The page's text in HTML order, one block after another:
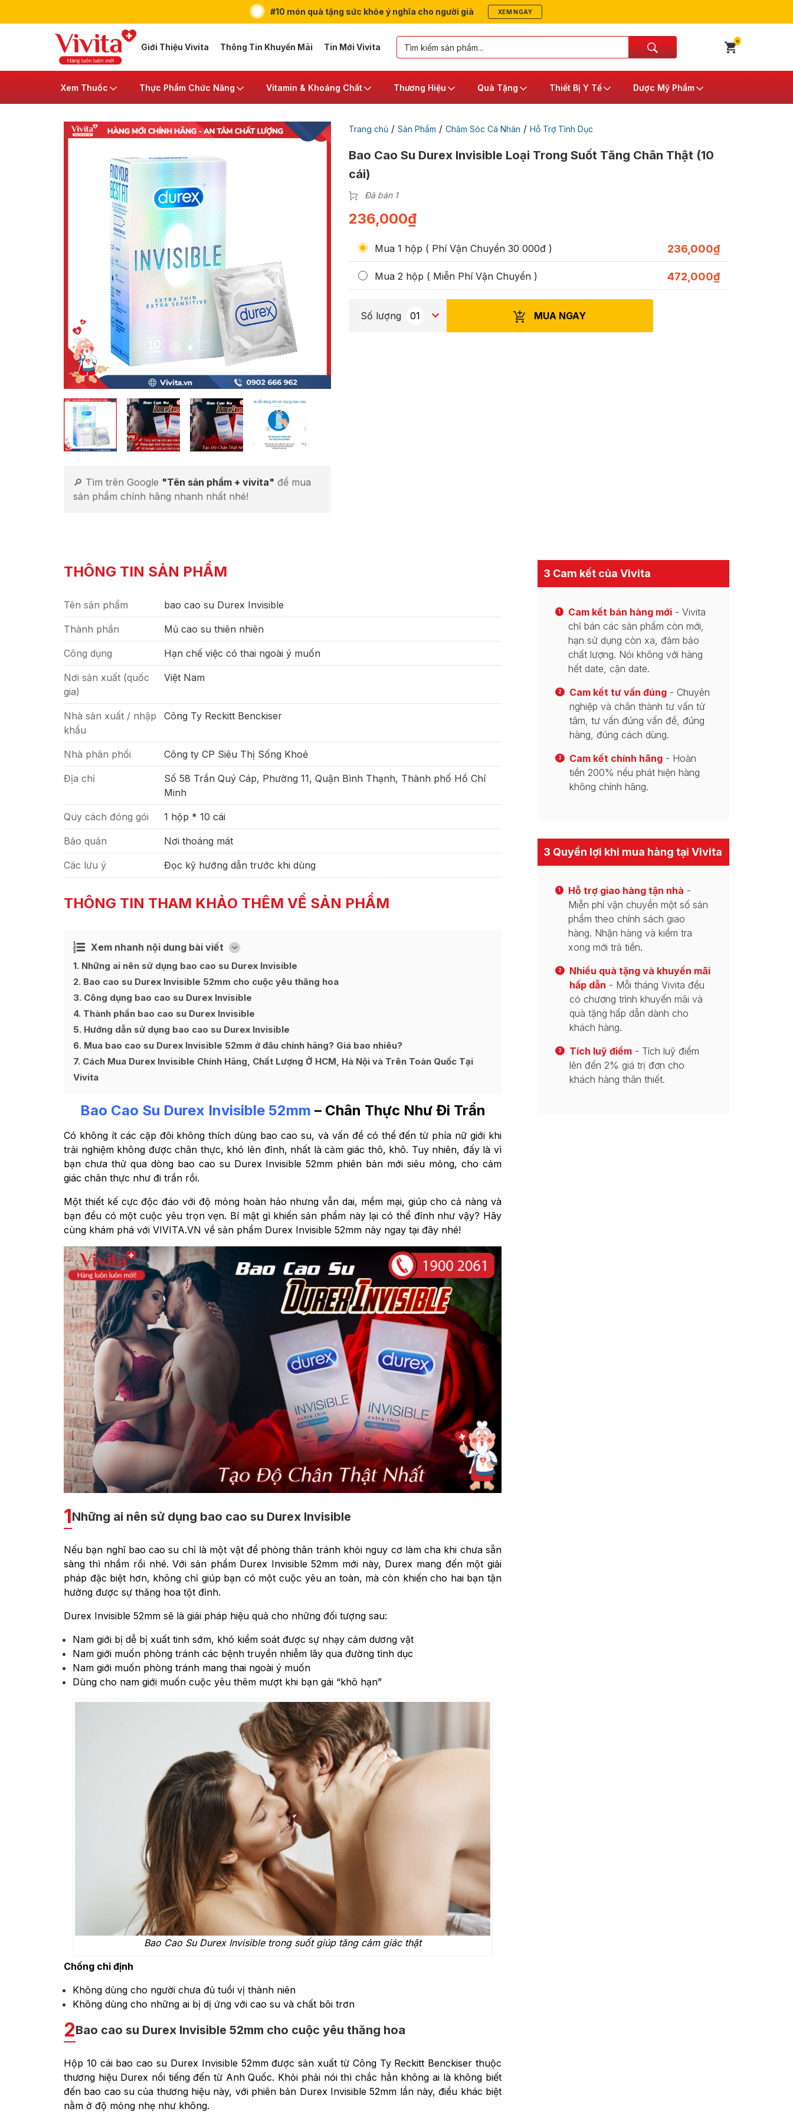
#10 món quà tặng sức khỏe ý nghĩa cho người già XEM NGAY
Giới Thiệu Vivita Thông Tin Khuyến Mãi Tin Mới Vivita
0
Xem Thuốc Thực Phẩm Chức Năng Vitamin & Khoáng Chất Thương Hiệu Quà Tặng Thiết Bị Y Tế Dược Mỹ Phẩm
🔎 Tìm trên Google "Tên sản phẩm + vivita" để mua
sản phẩm chính hãng nhanh nhất nhé!
Trang chủ/ Sản Phẩm / Chăm Sóc Cá Nhân / Hỗ Trợ Tình Dục
Bao Cao Su Durex Invisible Loại Trong Suốt Tăng Chân Thật (10
cái)
Đã bán 1
236,000₫
Mua 1 hộp ( Phí Vận Chuyển 30 000đ ) 236,000₫
Mua 2 hộp ( Miễn Phí Vận Chuyển ) 472,000₫
Số lượng MUA NGAY
THÔNG TIN SẢN PHẨM
Tên sản phẩm bao cao su Durex Invisible
Thành phần Mủ cao su thiên nhiên
Công dụng Hạn chế việc có thai ngoài ý muốn
Nơi sản xuất (quốc
gia)
Việt Nam
Nhà sản xuất / nhập
khẩu
Công Ty Reckitt Benckiser
Nhà phân phối Công ty CP Siêu Thị Sống Khoẻ
Địa chỉ
Số 58 Trần Quý Cáp, Phường 11, Quận Bình Thạnh, Thành phố Hồ Chí
Minh
Quy cách đóng gói 1 hộp * 10 cái
Bảo quản Nơi thoáng mát
Các lưu ý Đọc kỹ hướng dẫn trước khi dùng
THÔNG TIN THAM KHẢO THÊM VỀ SẢN PHẨM
Xem nhanh nội dung bài viết [
Ẩn
1 Những ai nên sử dụng bao cao su Durex Invisible
2 Bao cao su Durex Invisible 52mm cho cuộc yêu thăng hoa
3 Công dụng bao cao su Durex Invisible
4 Thành phần bao cao su Durex Invisible
5 Hướng dẫn sử dụng bao cao su Durex Invisible
6 Mua bao cao su Durex Invisible 52mm ở đâu chính hãng? Giá bao nhiêu?
7 Cách Mua Durex Invisible Chính Hãng, Chất Lượng Ở HCM, Hà Nội và Trên Toàn Quốc Tại
Vivita
Bao Cao Su Durex Invisible 52mm – Chân Thực Như Đi Trần
Có không ít các cặp đôi không thích dùng bao cao su, và vấn đề có thể đến từ phía nữ giới khi
trải nghiệm không được chân thực, khó lên đỉnh, nhất là cảm giác thô, khô. Tuy nhiên, đấy là vì
bạn chưa thử qua dòng bao cao su Durex Invisible 52mm phiên bản mới siêu mỏng, cho cảm
giác chân thực như đi trần rồi.
Một thiết kế cực độc đáo với độ mỏng hoàn hảo nhưng vẫn dai, mềm mại, giúp cho cả nàng và
bạn đều có một cuộc yêu trọn vẹn. Bí mật gì khiến sản phẩm này lại có thể đỉnh như vậy? Hãy
cùng khám phá với VIVITA.VN về sản phẩm Durex Invisible 52mm này ngay tại đây nhé!
1Những ai nên sử dụng bao cao su Durex Invisible
Nếu bạn nghĩ bao cao su chỉ là một vật để phòng thân tránh khỏi nguy cơ làm cha khi chưa sẵn
sàng thì nhầm rồi nhé. Với sản phẩm Durex Invisible 52mm mới này, Durex mang đến một giải
pháp đặc biệt hơn, không chỉ giúp bạn có một cuộc yêu an toàn, mà còn khiến cho hai bạn tận
hưởng được sự thăng hoa tột đỉnh.
Durex Invisible 52mm sẽ là giải pháp hiệu quả cho những đối tượng sau:
Nam giới bị dễ bị xuất tinh sớm, khó kiểm soát được sự nhạy cảm dương vật
Nam giới muốn phòng tránh các bệnh truyền nhiễm lây qua đường tình dục
Nam giới muốn phòng tránh mang thai ngoài ý muốn
Dùng cho nam giới muốn cuộc yêu thêm mượt khi bạn gái “khô hạn”
Bao Cao Su Durex Invisible trong suốt giúp tăng cảm giác thật
Chống chỉ định
Không dùng cho người chưa đủ tuổi vị thành niên
Không dùng cho những ai bị dị ứng với cao su và chất bôi trơn
2Bao cao su Durex Invisible 52mm cho cuộc yêu thăng hoa
Hộp 10 cái bao cao su Durex Invisible 52mm được sản xuất từ Công Ty Reckitt Benckiser thuộc
thương hiệu Durex nổi tiếng đến từ Anh Quốc. Khỏi phải nói thì chắc hẳn không ai là không biết
đến bao cao su của thương hiệu này, với phiên bản Durex Invisible 52mm lần này, điều khác biệt
nằm ở độ mỏng nhẹ như không.
3 Cam kết của Vivita
1 Cam kết bán hàng mới - Vivita
chỉ bán các sản phẩm còn mới,
hạn sử dụng còn xa, đảm bảo
chất lượng. Nói không với hàng
hết date, cận date.
2 Cam kết tư vấn đúng - Chuyên
nghiệp và chân thành tư vấn từ
tâm, tư vấn đúng vấn đề, đúng
hàng, đúng cách dùng.
3 Cam kết chính hãng - Hoàn
tiền 200% nếu phát hiện hàng
không chính hãng.
3 Quyền lợi khi mua hàng tại Vivita
1 Hỗ trợ giao hàng tận nhà -
Miễn phí vận chuyển một số sản
phẩm theo chính sách giao
hàng. Nhận hàng và kiểm tra
xong mới trả tiền.
2
Nhiều quà tặng và khuyến mãi
hấp dẫn - Mỗi tháng Vivita đều
có chương trình khuyến mãi và
quà tặng hấp dẫn dành cho
khách hàng.
3 Tích luỹ điểm - Tích luỹ điểm
lên đến 2% giá trị đơn cho
khách hàng thân thiết.